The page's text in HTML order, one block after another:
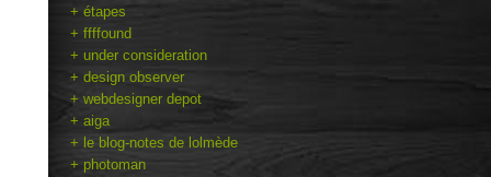
+ étapes
+ ffffound
+ under consideration
+ design observer
+ webdesigner depot
+ aiga
+ le blog-notes de lolmède
+ photoman